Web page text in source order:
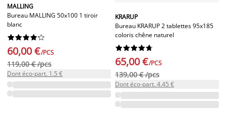
MALLING
Bureau MALLING 50x100 1 tiroir
blanc






60,00 €/PCS
119,00 € /pcs
Dont éco-part. 1.5 €
KRARUP
Bureau KRARUP 2 tablettes 95x185
coloris chêne naturel






65,00 €/PCS
139,00 € /pcs
Dont éco-part. 4.45 €